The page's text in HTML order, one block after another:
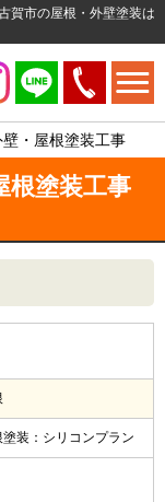
賀市の屋根・外壁塗装は
・屋根塗装工事
根塗装工事
塗装：シリコンプラン